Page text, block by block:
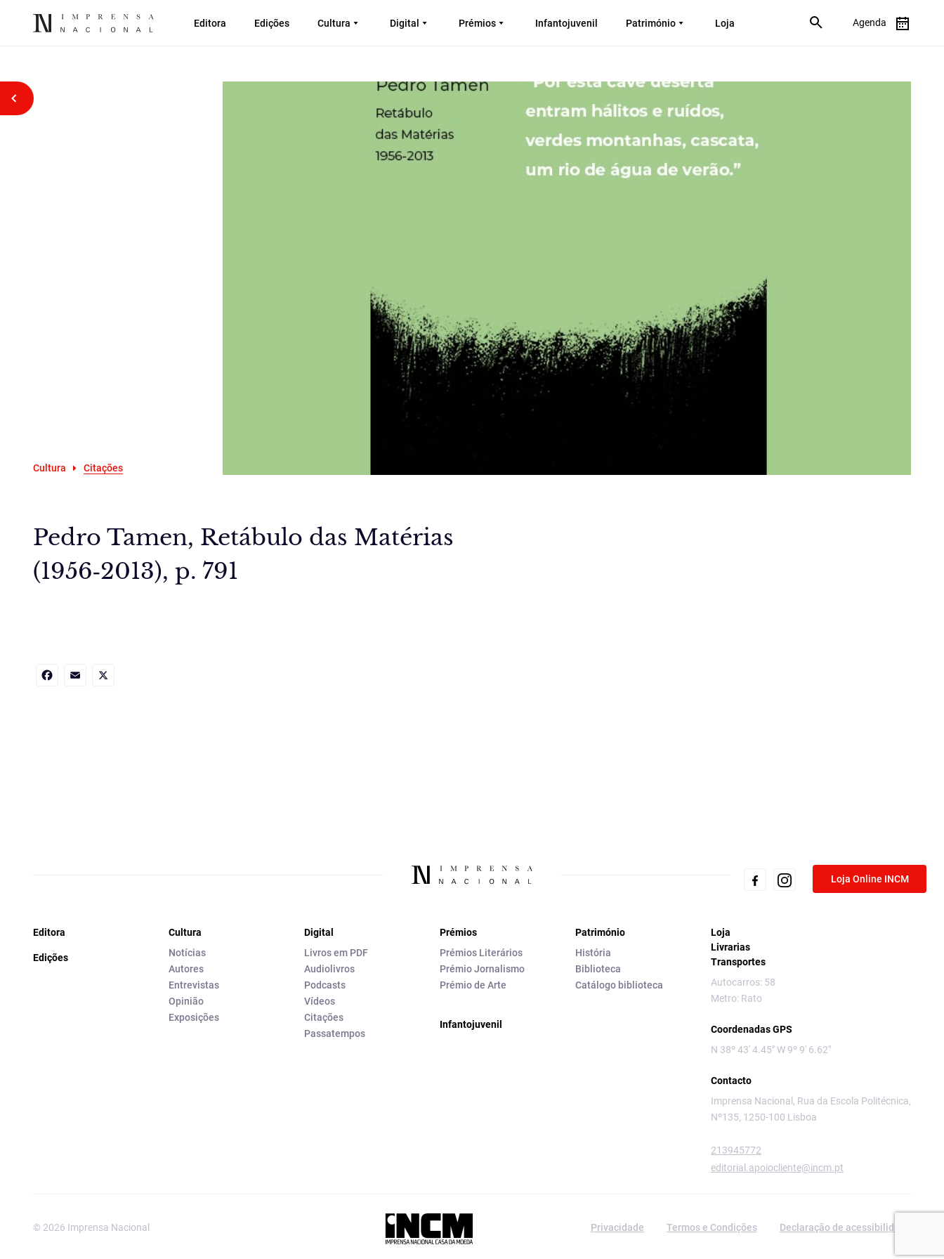
Editora Edições Cultura Digital Prémios Infantojuvenil Património Loja Agenda
Voltar atrás
Cultura Citações
Pedro Tamen, Retábulo das Matérias
(1956‑2013), p. 791
Loja Online INCM
Editora
Edições
Cultura
Notícias
Autores
Entrevistas
Opinião
Exposições
Digital
Livros em PDF
Audiolivros
Podcasts
Vídeos
Citações
Passatempos
Prémios
Prémios Literários
Prémio Jornalismo
Prémio de Arte
Infantojuvenil
Património
História
Biblioteca
Catálogo biblioteca
Loja
Livrarias
Transportes
Autocarros: 58
Metro: Rato
Coordenadas GPS
N 38º 43' 4.45" W 9º 9' 6.62"
Contacto
Imprensa Nacional, Rua da Escola Politécnica,
Nº135, 1250-100 Lisboa
213945772
editorial.apoiocliente@incm.pt
© 2026 Imprensa Nacional Privacidade Termos e Condições Declaração de acessibilidade